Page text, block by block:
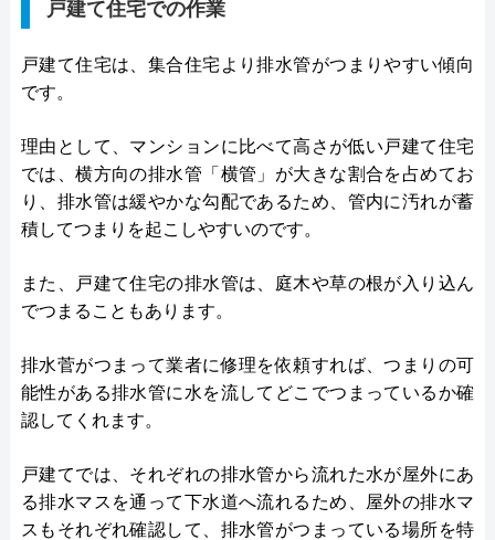
戸建て住宅での作業
戸建て住宅は、集合住宅より排水管がつまりやすい傾向
です。
理由として、マンションに比べて高さが低い戸建て住宅
では、横方向の排水管「横管」が大きな割合を占めてお
り、排水管は緩やかな勾配であるため、管内に汚れが蓄
積してつまりを起こしやすいのです。
また、戸建て住宅の排水管は、庭木や草の根が入り込ん
でつまることもあります。
排水菅がつまって業者に修理を依頼すれば、つまりの可
能性がある排水管に水を流してどこでつまっているか確
認してくれます。
戸建てでは、それぞれの排水管から流れた水が屋外にあ
る排水マスを通って下水道へ流れるため、屋外の排水マ
スもそれぞれ確認して、排水管がつまっている場所を特